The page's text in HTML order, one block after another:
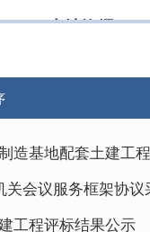
本地资讯
造基地配套土建工
会议服务框架协议
工程评标结果公示